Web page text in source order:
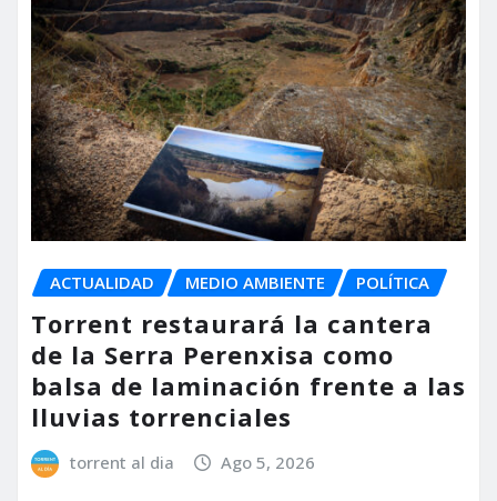
ACTUALIDAD MEDIO AMBIENTE POLÍTICA
Torrent restaurará la cantera
de la Serra Perenxisa como
balsa de laminación frente a las
lluvias torrenciales
torrent al dia Ago 5, 2026